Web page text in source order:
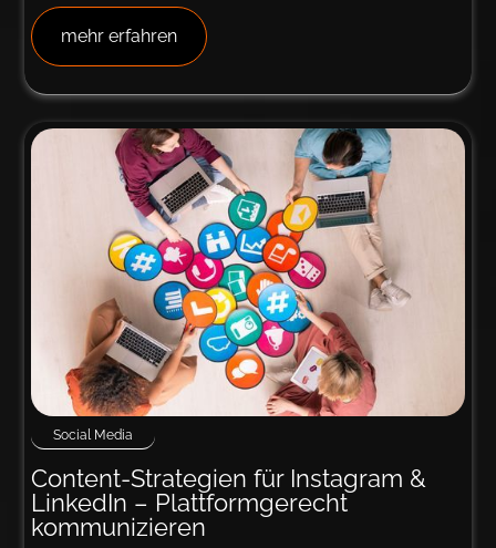
mehr erfahren
Social Media
Content-Strategien für Instagram &
LinkedIn – Plattform­­gerecht
kommuni­zieren